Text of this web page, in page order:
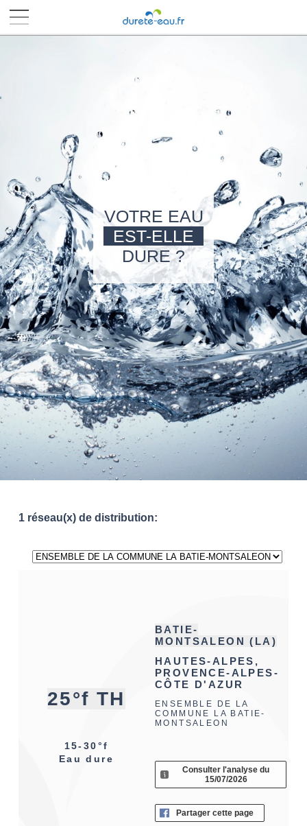
VOTRE EAU
EST-ELLE
DURE ?
1 réseau(x) de distribution:
25°f TH
15-30°f
Eau dure
BATIE-
MONTSALEON (LA)
HAUTES-ALPES,
PROVENCE-ALPES-
CÔTE D'AZUR
ENSEMBLE DE LA
COMMUNE LA BATIE-
MONTSALEON
Consulter l'analyse du
15/07/2026
Partager cette page